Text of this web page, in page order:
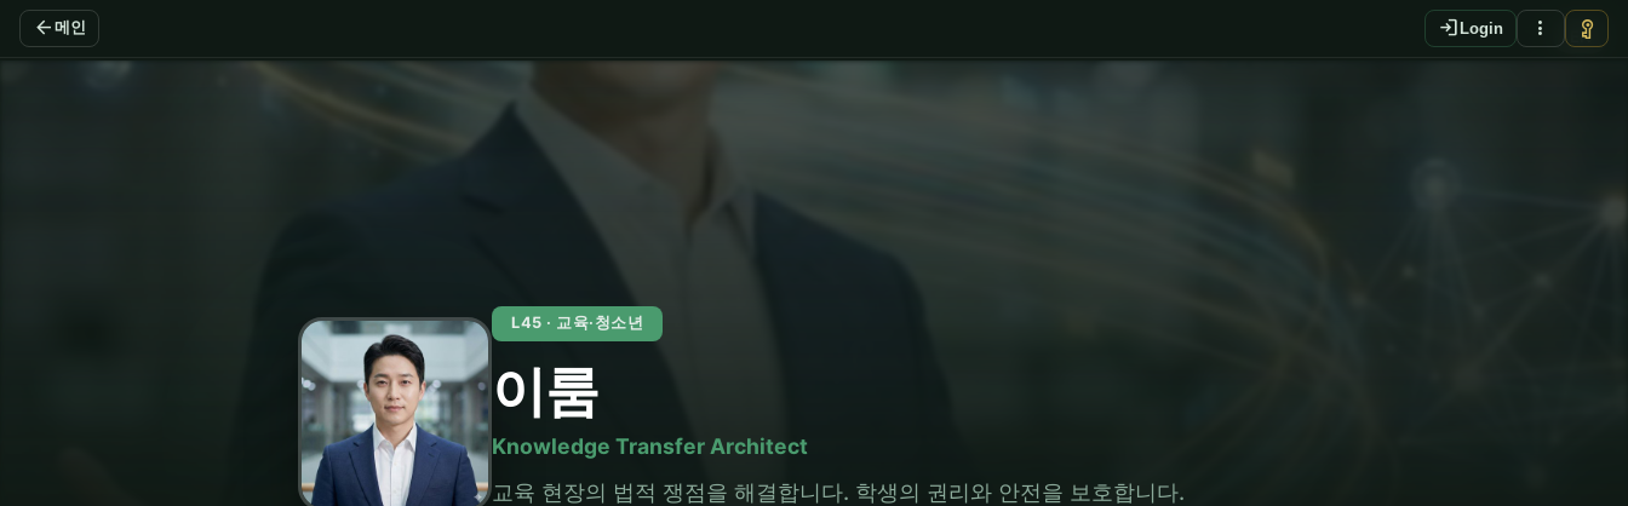
arrow_back 메인 login Login more_vert vpn_key
EN
L45 · 교육·청소년
이룸
Knowledge Transfer Architect
교육 현장의 법적 쟁점을 해결합니다. 학생의 권리와 안전을 보호합니다.